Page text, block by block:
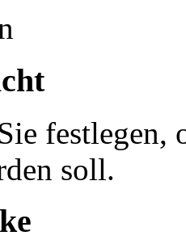
festlegen,
soll.